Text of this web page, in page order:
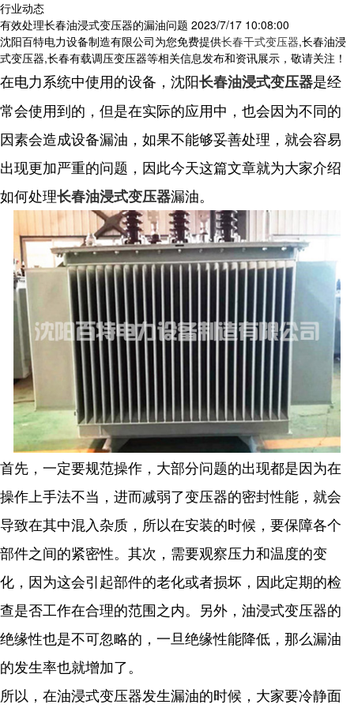
行业动态
有效处理长春油浸式变压器的漏油问题 2023/7/17 10:08:00
沈阳百特电力设备制造有限公司为您免费提供长春干式变压器,长春油浸
式变压器,长春有载调压变压器等相关信息发布和资讯展示，敬请关注！
在电力系统中使用的设备，沈阳长春油浸式变压器是经
常会使用到的，但是在实际的应用中，也会因为不同的
因素会造成设备漏油，如果不能够妥善处理，就会容易
出现更加严重的问题，因此今天这篇文章就为大家介绍
如何处理长春油浸式变压器漏油。
首先，一定要规范操作，大部分问题的出现都是因为在
操作上手法不当，进而减弱了变压器的密封性能，就会
导致在其中混入杂质，所以在安装的时候，要保障各个
部件之间的紧密性。其次，需要观察压力和温度的变
化，因为这会引起部件的老化或者损坏，因此定期的检
查是否工作在合理的范围之内。另外，油浸式变压器的
绝缘性也是不可忽略的，一旦绝缘性能降低，那么漏油
的发生率也就增加了。
所以，在油浸式变压器发生漏油的时候，大家要冷静面